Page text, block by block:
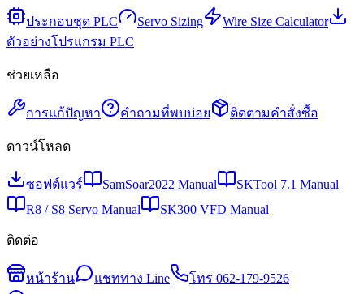
ประกอบชุด PLC Servo Sizing
Wire Size Calculator
ตัวอย่างโปรแกรม PLC
ช่วยเหลือ
การแก้ปัญหา คำถามที่พบบ่อย ติดตามคำสั่งซื้อ
ดาวน์โหลด
ซอฟต์แวร์ SamSoar2022 Manual
SKTool 7.1 Manual
R8 / S8 Servo Manual
SK300 VFD Manual
ติดต่อ
หน้าร้าน แชททาง Line โทร 062-179-9526